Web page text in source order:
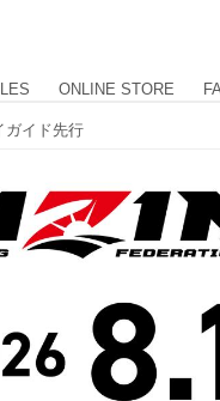
ONLINE STORE
ガイド先行